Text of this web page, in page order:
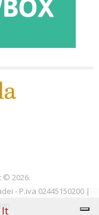
It
© 2026.
- P.iva 02445150200 |